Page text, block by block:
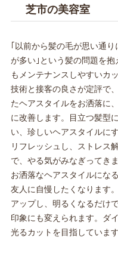
芝市の美容室
｢以前から髪の毛が思い通
が多い｣という髪の問題を
もメンテナンスしやすいカ
技術と接客の良さが定評で
たヘアスタイルをお洒落に
に改善します。目立つ髪型
い、珍しいヘアスタイルに
リフレッシュし、ストレス
で、やる気がみなぎってきま
お洒落なヘアスタイルにな
友人に自慢したくなります
アップし、明るくなるだけ
印象にも変えられます。ダ
光るカットを目指しています